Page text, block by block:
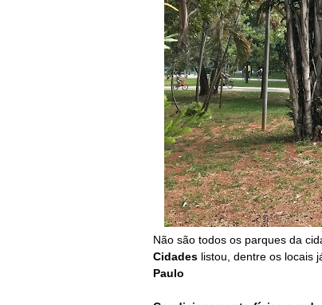
Não são todos os parques da
Cidades listou, dentre os locais
Paulo